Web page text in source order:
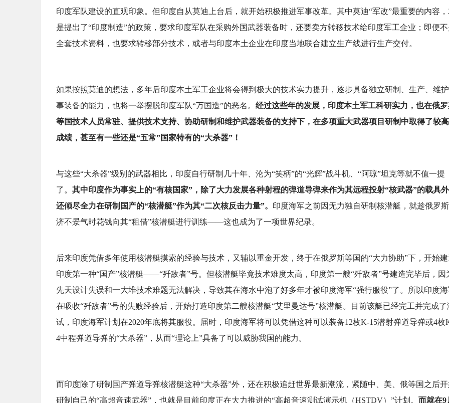
印度军队建设的直观印象。但印度自从莫迪上台后，就开始积极推进军事改革。其中莫迪“军改”最重要的内容
是提出了“印度制造”的政策，要求印度军队在采购外国武器装备时，还要卖方转移技术给印度军工企业；即便不
全套技术资料，也要求转移部分技术，或者与印度本土企业在印度当地联合建立生产线进行生产交付。
如果按照莫迪的想法，多年后印度本土军工企业将会得到极大的技术实力提升，逐步具备独立研制、生产、维
事装备的能力，也将一举摆脱印度军队“万国造”的恶名。 经过这些年的发展，印度本土军工科研实力，也在俄
等国技术人员常驻、提供技术支持、协助研制和维护武器装备的支持下，在多项重大武器项目研制中取得了较
成绩，甚至有一些还是“五常”国家特有的“大杀器”！
与这些“大杀器”级别的武器相比，印度自行研制几十年、沦为“笑柄”的“光辉”战斗机、“阿琼”坦克等就不值一提
了。 其中印度作为事实上的“有核国家”，除了大力发展各种射程的弹道导弹来作为其远程投射“核武器”的载具外
还倾尽全力在研制国产的“核潜艇”作为其“二次核反击力量”。 印度海军之前因无力独自研制核潜艇，就趁俄罗
济不景气时花钱向其“租借”核潜艇进行训练——这也成为了一项世界纪录。
后来印度凭借多年使用核潜艇摸索的经验与技术，又辅以重金开发，终于在俄罗斯等国的“大力协助”下，开始建
印度第一种“国产”核潜艇——“歼敌者”号。但核潜艇毕竟技术难度太高，印度第一艘“歼敌者”号建造完毕后，因
先天设计失误和一大堆技术难题无法解决，导致其在海水中泡了好多年才被印度海军“强行服役”了。所以印度
在吸收“歼敌者”号的失败经验后，开始打造印度第二艘核潜艇“艾里曼达号”核潜艇。目前该艇已经完工并完成了
试，印度海军计划在2020年底将其服役。届时，印度海军将可以凭借这种可以装备12枚K-15潜射弹道导弹或4枚
4中程弹道导弹的“大杀器”，从而“理论上”具备了可以威胁我国的能力。
而印度除了研制国产弹道导弹核潜艇这种“大杀器”外，还在积极追赶世界最新潮流，紧随中、美、俄等国之后
研制自己的“高超音速武器”，也就是目前印度正在大力推进的“高超音速测试演示机（HSTDV）”计划。 而就在9